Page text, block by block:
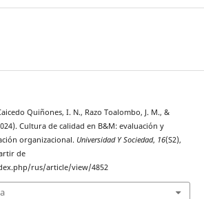
Quiñones, I. N., Razo Toalombo, J. M., &
Cultura de calidad en B&M: evaluación y
organizacional. Universidad Y Sociedad, 16(S2),
de
rus/article/view/4852